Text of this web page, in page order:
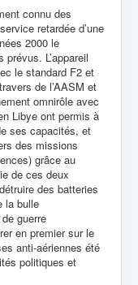
connu des
retardée d’une
2000 le
L’appareil
le standard F2 et
de l’AASM et
omnirôle avec
Libye ont permis à
ses capacités, et
des missions
grâce au
de ces deux
des batteries
la bulle
guerre
en premier sur le
anti-aériennes été
politiques et